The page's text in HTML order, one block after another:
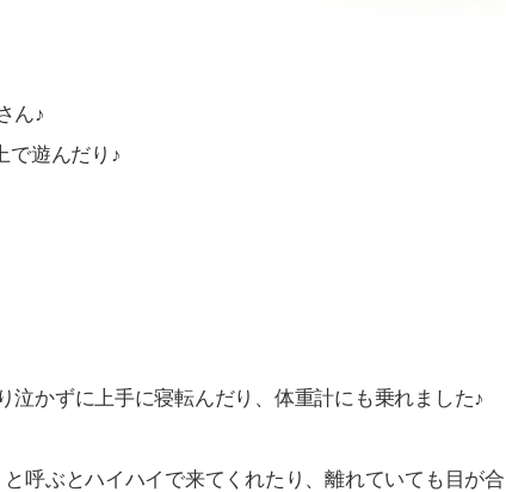
ん♪
で遊んだり♪
かずに上手に寝転んだり、体重計にも乗れました♪
呼ぶとハイハイで来てくれたり、離れていても目が